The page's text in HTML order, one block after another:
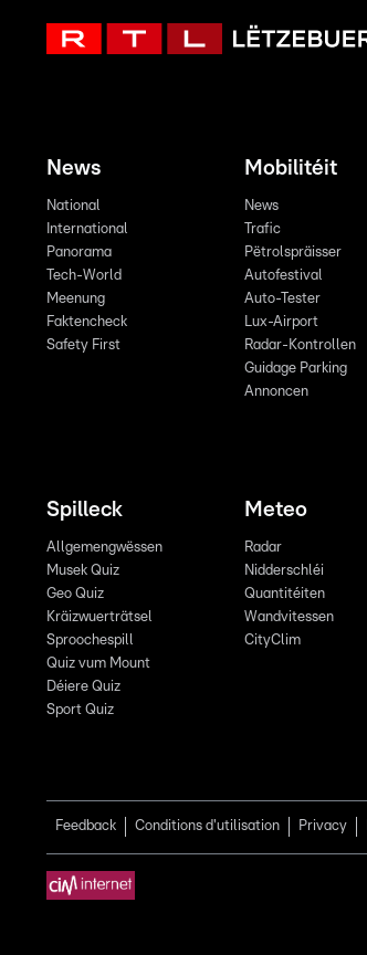
News
National
International
Panorama
Tech-World
Meenung
Faktencheck
Safety First
Mobilitéit
News
Trafic
Pëtrolspräisser
Autofestival
Auto-Tester
Lux-Airport
Radar-Kontrollen
Guidage Parking
Annoncen
Spilleck
Allgemengwëssen
Musek Quiz
Geo Quiz
Kräizwuerträtsel
Sproochespill
Quiz vum Mount
Déiere Quiz
Sport Quiz
Meteo
Radar
Nidderschléi
Quantitéiten
Wandvitessen
CityClim
Feedback Conditions d'utilisation Privacy